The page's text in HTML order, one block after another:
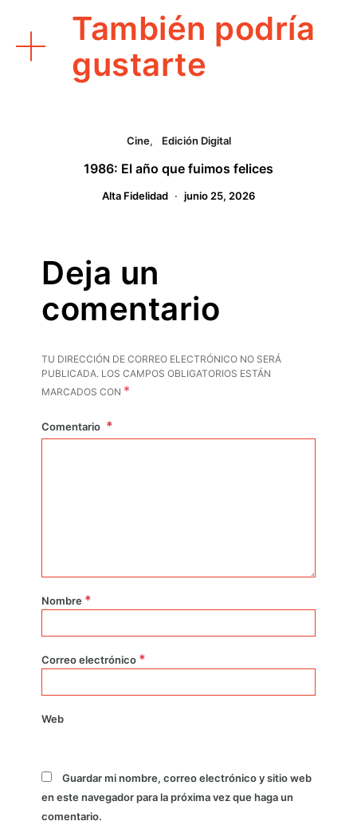
También podría
gustarte
Cine Edición Digital
1986: El año que fuimos felices
Alta Fidelidad junio 25, 2026
Deja un
comentario
TU DIRECCIÓN DE CORREO ELECTRÓNICO NO SERÁ
PUBLICADA. LOS CAMPOS OBLIGATORIOS ESTÁN
MARCADOS CON *
Comentario
Nombre *
Correo electrónico *
Web
Guardar mi nombre, correo electrónico y sitio web
en este navegador para la próxima vez que haga un
comentario.